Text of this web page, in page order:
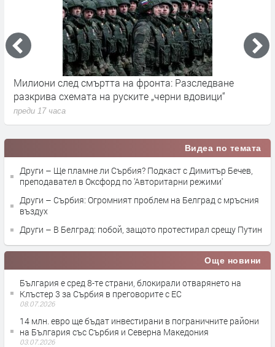
Милиони след смъртта на фронта: Разследване
разкрива схемата на руските „черни вдовици“
преди 17 часа
Видеа по темата
Други – Ще пламне ли Сърбия? Подкаст с Димитър Бечев,
преподавател в Оксфорд по 'Авторитарни режими'
Други – Сърбия: Огромният проблем на Белград с мръсния
въздух
Други – В Белград: побой, защото протестирал срещу Путин
Още новини
България е сред 8-те страни, блокирали отварянето на
Клъстер 3 за Сърбия в преговорите с ЕС
08.07.2026
14 млн. евро ще бъдат инвестирани в пограничните райони
на България със Сърбия и Северна Македония
03.07.2026